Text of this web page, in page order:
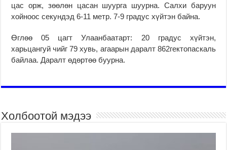
цас орж, зөөлөн цасан шуурга шуурна. Салхи баруун
хойноос секундэд 6-11 метр. 7-9 градус хүйтэн байна.
Өглөө 05 цагт Улаанбаатарт: 20 градус хүйтэн,
харьцангуй чийг 79 хувь, агаарын даралт 862гектопаскаль
байлаа. Даралт өдөртөө буурна.
Холбоотой мэдээ